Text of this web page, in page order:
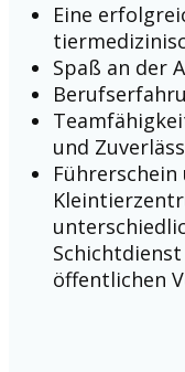
Eine
Spaß an der
und
Führerschein
öffentlichen